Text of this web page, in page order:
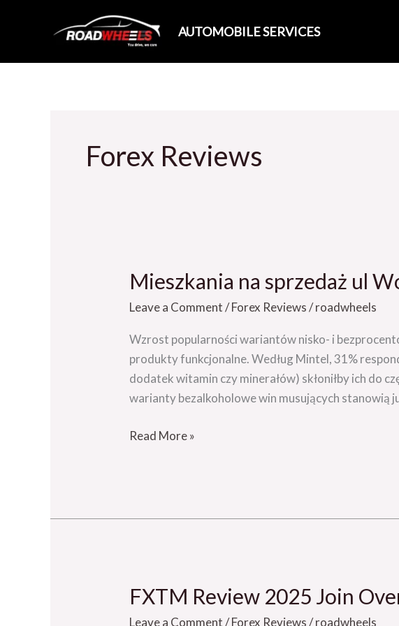
AUTOMOBILE SERVICES
Forex Reviews
Mieszkania na sprzedaż ul
Leave a Comment /Forex Reviews/roadwheels
Wzrost popularności wariantów nisko- i
produkty funkcjonalne. Według Mintel, 31%
dodatek witamin czy minerałów) skłoniłby ich do
warianty bezalkoholowe win musujących stanowią
Mieszkania
sprzedaż
ul
Wolumen
Warszawa
Read More »
FXTM Review 2025 Join
Leave a Comment /Forex Reviews/roadwheels
FXTM